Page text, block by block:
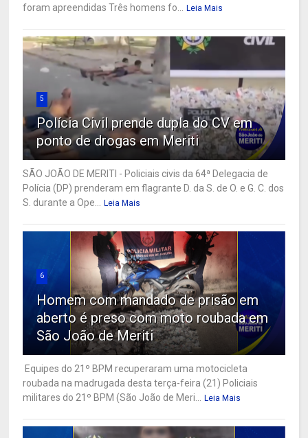
foram apreendidas Três homens fo... Leia Mais
5
Polícia Civil prende dupla do CV em
ponto de drogas em Meriti
SÃO JOÃO DE MERITI - Policiais civis da 64ª Delegacia de
Polícia (DP) prenderam em flagrante D. da S. de O. e G. C. dos
S. durante a Ope... Leia Mais
6
Homem com mandado de prisão em
aberto é preso com moto roubada em
São João de Meriti
Equipes do 21º BPM recuperaram uma motocicleta
roubada na madrugada desta terça-feira (21) Policiais
militares do 21º BPM (São João de Meri... Leia Mais